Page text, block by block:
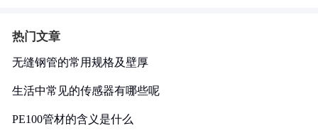
热门文章
无缝钢管的常用规格及壁厚
生活中常见的传感器有哪些呢
PE100管材的含义是什么